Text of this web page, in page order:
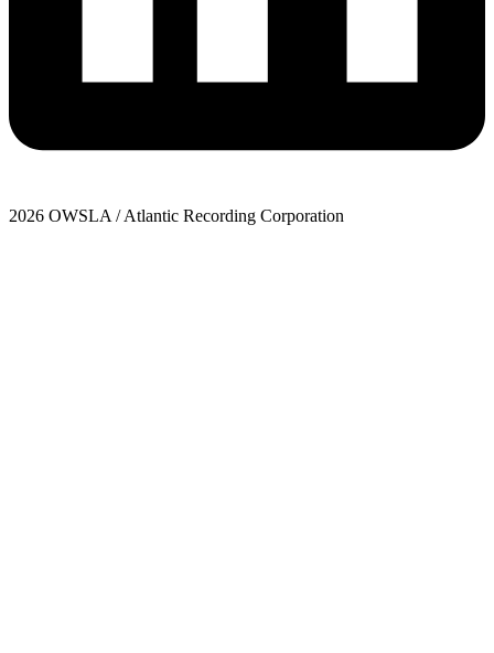
2026 OWSLA / Atlantic Recording Corporation